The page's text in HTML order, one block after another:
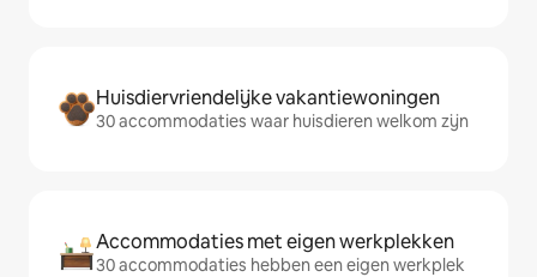
Huisdiervriendelijke vakantiewoningen
30 accommodaties waar huisdieren welkom zijn
Accommodaties met eigen werkplekken
30 accommodaties hebben een eigen werkplek